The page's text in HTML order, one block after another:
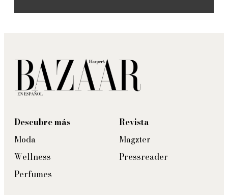
Descubre más
Moda
Wellness
Perfumes
Revista
Magzter
Pressreader